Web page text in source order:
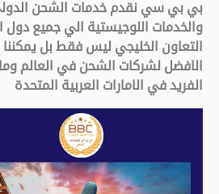
بي بي سي نقدم خدمات الشحن
والخدمات اللوجيستية الي جميع
التعاون الخليجي ليس فقط بل
الافضل لشركات الشحن في العالم
الفريد في الامارات العربية المتحدة